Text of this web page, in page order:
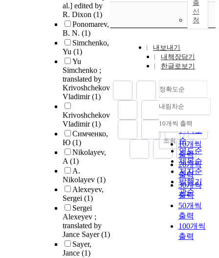
al.] edited by
R. Dixon (1)
Ponomarev,
B. N. (1)
Simchenko,
Yu (1)
Yu
Simchenko ;
translated by
Krivoshchekov
Vladimir(1)
Krivoshchekov
Vladimir(1)
Симченко,
Ю (1)
Nikolayev,
A(1)
A.
Nikolayev (1)
Alexeyev,
Sergei (1)
Sergei
Alexeyev ;
translated by
Jance Sayer(1)
Sayer,
Jance (1)
출
신
청
내보내기
내책장담기
한글로보기
정확도순
정확도
순
인기도
순
연도순
제목순
저자순
발행기
관순
내림차순
내림차순
10개씩 출력
10개씩
출력
20개씩
출력
30개씩
출력
50개씩
출력
100개씩
출력
조회